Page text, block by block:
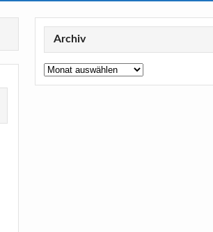
Archiv
Archiv